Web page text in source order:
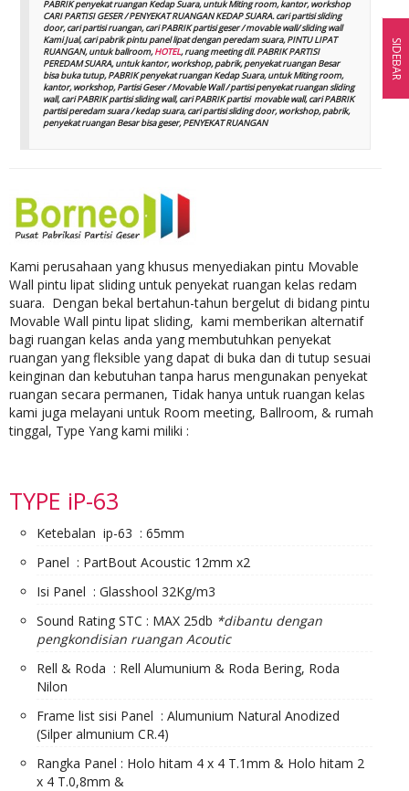
PABRIK penyekat ruangan Kedap Suara, untuk Miting room, kantor, workshop
CARI PARTISI GESER / PENYEKAT RUANGAN KEDAP SUARA. cari partisi sliding
door, cari partisi ruangan, cari PABRIK partisi geser / movable wall/ sliding wall
Kami Jual, cari pabrik pintu panel lipat dengan peredam suara, PINTU LIPAT
RUANGAN, untuk ballroom,HOTEL, ruang meeting dll. PABRIK PARTISI
PEREDAM SUARA, untuk kantor, workshop, pabrik, penyekat ruangan Besar
bisa buka tutup, PABRIK penyekat ruangan Kedap Suara, untuk Miting room,
kantor, workshop, Partisi Geser / Movable Wall / partisi penyekat ruangan sliding
wall, cari PABRIK partisi sliding wall, cari PABRIK partisi movable wall, cari PABRIK
partisi peredam suara / kedap suara, cari partisi sliding door, workshop, pabrik,
penyekat ruangan Besar bisa geser, PENYEKAT RUANGAN
Kami perusahaan yang khusus menyediakan pintu Movable
Wall pintu lipat sliding untuk penyekat ruangan kelas redam
suara. Dengan bekal bertahun-tahun bergelut di bidang pintu
Movable Wall pintu lipat sliding, kami memberikan alternatif
bagi ruangan kelas anda yang membutuhkan penyekat
ruangan yang fleksible yang dapat di buka dan di tutup sesuai
keinginan dan kebutuhan tanpa harus mengunakan penyekat
ruangan secara permanen, Tidak hanya untuk ruangan kelas
kami juga melayani untuk Room meeting, Ballroom, & rumah
tinggal, Type Yang kami miliki :
TYPE iP-63
Ketebalan ip-63 : 65mm
Panel : PartBout Acoustic 12mm x2
Isi Panel : Glasshool 32Kg/m3
Sound Rating STC : MAX 25db *dibantu dengan
pengkondisian ruangan Acoutic
Rell & Roda : Rell Alumunium & Roda Bering, Roda
Nilon
Frame list sisi Panel : Alumunium Natural Anodized
(Silper almunium CR.4)
Rangka Panel : Holo hitam 4 x 4 T.1mm & Holo hitam 2
x 4 T.0,8mm &
SIDEBAR